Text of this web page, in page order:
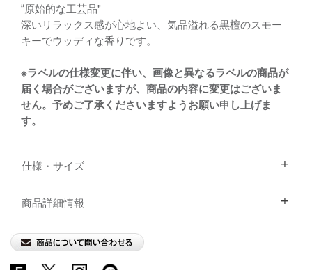
”原始的な工芸品"
深いリラックス感が心地よい、気品溢れる黒檀のスモー
キーでウッディな香りです。
※ラベルの仕様変更に伴い、画像と異なるラベルの商品が
届く場合がございますが、商品の内容に変更はございま
せん。予めご了承くださいますようお願い申し上げま
す。
仕様・サイズ
商品詳細情報